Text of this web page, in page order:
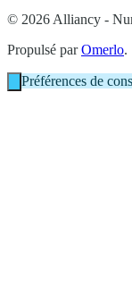
© 2026 Alliancy -
Propulsé parOmerlo.
Préférences de